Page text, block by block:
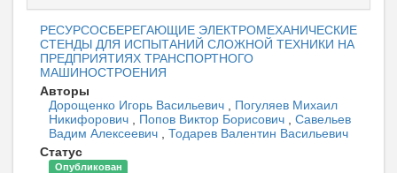
РЕСУРСОСБЕРЕГАЮЩИЕ ЭЛЕКТРОМЕХАНИЧЕСКИЕ
СТЕНДЫ ДЛЯ ИСПЫТАНИЙ СЛОЖНОЙ ТЕХНИКИ НА
ПРЕДПРИЯТИЯХ ТРАНСПОРТНОГО
МАШИНОСТРОЕНИЯ
Авторы
Дорощенко Игорь Васильевич
Погуляев Михаил
Никифорович
Попов Виктор Борисович
Савельев
Вадим Алексеевич
Тодарев Валентин Васильевич
Статус
Опубликован